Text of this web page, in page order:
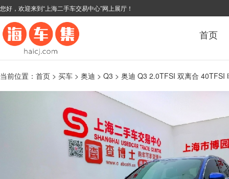
您好，欢迎来到“上海二手车交易中心”网上展厅！
首页
当前位置： 首页 > 买车 > 奥迪 > Q3 > 奥迪 Q3 2.0TFSI 双离合 40TFSI